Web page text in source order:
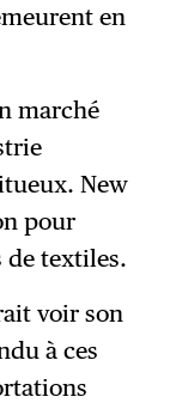
en
marché
New
pour
de textiles.
voir son
à ces